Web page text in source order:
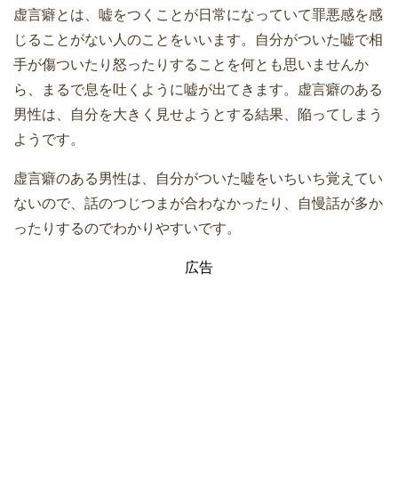
虚言癖とは、嘘をつくことが日常になっていて罪悪感を感
じることがない人のことをいいます。自分がついた嘘で相
手が傷ついたり怒ったりすることを何とも思いませんか
ら、まるで息を吐くように嘘が出てきます。虚言癖のある
男性は、自分を大きく見せようとする結果、陥ってしまう
ようです。
虚言癖のある男性は、自分がついた嘘をいちいち覚えてい
ないので、話のつじつまが合わなかったり、自慢話が多か
ったりするのでわかりやすいです。
広告